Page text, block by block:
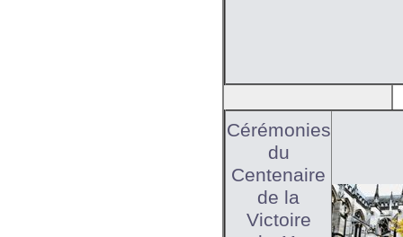
Cérémonies
du
Centenaire
de la
Victoire